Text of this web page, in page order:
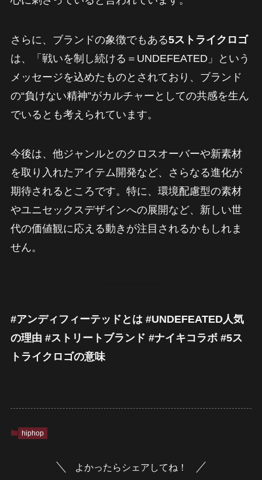
さらに、ブランドの象徴でもある5ストライクロゴ
は、「戦いを制し続ける＝UNDEFEATED」という
メッセージを込めたものとされており、ブランド
の“負けない精神”がカルチャーとしての共感を生ん
でいるとも考えられています。
今後は、他ジャンルとのクロスオーバーや新素材
を取り入れたアイテム開発など、さらなる進化が
期待されるところです。特に、環境配慮型の素材
やユニセックスデザインへの展開など、新しい世
代の価値観に応える動きが注目されるかもしれま
せん。
#アンディフィーテッドとは #UNDEFEATED人気
の理由 #ストリートブランド #ナイキコラボ #5ス
トライクロゴの意味
hiphop
よかったらシェアしてね！